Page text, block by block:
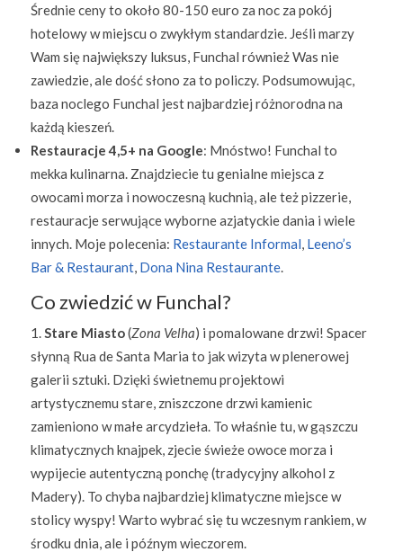
Średnie ceny to około 80-150 euro za noc za pokój
hotelowy w miejscu o zwykłym standardzie. Jeśli marzy
Wam się największy luksus, Funchal również Was nie
zawiedzie, ale dość słono za to policzy. Podsumowując,
baza noclego Funchal jest najbardziej różnorodna na
każdą kieszeń.
Restauracje 4,5+ na Google: Mnóstwo! Funchal to
mekka kulinarna. Znajdziecie tu genialne miejsca z
owocami morza i nowoczesną kuchnią, ale też pizzerie,
restauracje serwujące wyborne azjatyckie dania i wiele
innych. Moje polecenia: Restaurante Informal, Leeno’s
Bar & Restaurant, Dona Nina Restaurante.
Co zwiedzić w Funchal?
Stare Miasto(Zona Velha) i pomalowane drzwi! Spacer
słynną Rua de Santa Maria to jak wizyta w plenerowej
galerii sztuki. Dzięki świetnemu projektowi
artystycznemu stare, zniszczone drzwi kamienic
zamieniono w małe arcydzieła. To właśnie tu, w gąszczu
klimatycznych knajpek, zjecie świeże owoce morza i
wypijecie autentyczną ponchę (tradycyjny alkohol z
Madery). To chyba najbardziej klimatyczne miejsce w
stolicy wyspy! Warto wybrać się tu wczesnym rankiem, w
środku dnia, ale i późnym wieczorem.